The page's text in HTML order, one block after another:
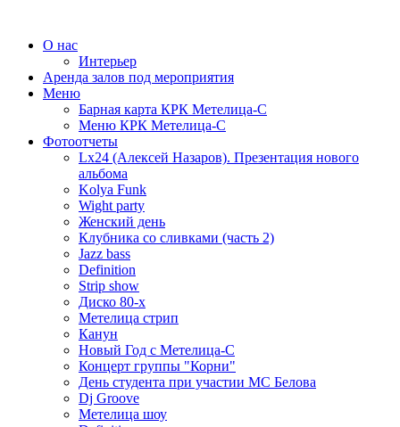
О нас
Интерьер
Аренда залов под мероприятия
Меню
Барная карта КРК Метелица-С
Меню КРК Метелица-С
Фотоотчеты
Lx24 (Алексей Назаров). Презентация нового
альбома
Kolya Funk
Wight party
Женский день
Клубника со сливками (часть 2)
Jazz bass
Definition
Strip show
Диско 80-х
Метелица стрип
Канун
Новый Год с Метелица-С
Концерт группы "Корни"
День студента при участии МС Белова
Dj Groove
Метелица шоу